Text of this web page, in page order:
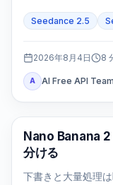
Seedance 2.5
2026年8月4日 8
A AI Free API Team
AI画像モデル
Nano Banana
分ける
下書きと大量処理